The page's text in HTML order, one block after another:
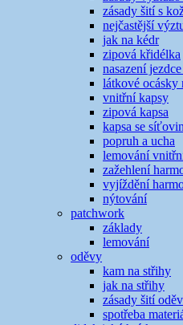
zásady šití s
nejčastější
jak na kédr
zipová křidélka
nasazení
látkové ocásky
vnitřní kapsy
zipová kapsa
kapsa se
popruh a ucha
lemování
zažehlení
vyjíždění
nýtování
patchwork
základy
lemování
oděvy
kam na střihy
jak na střihy
zásady šití
spotřeba